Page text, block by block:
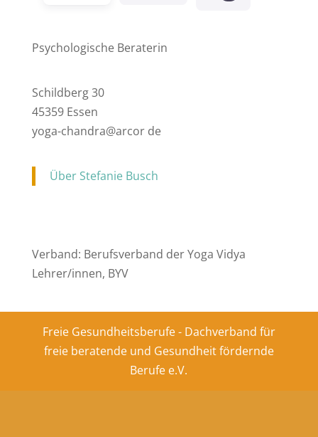
Psychologische Beraterin
Schildberg 30
45359 Essen
yoga-chandra@arcor de
Über Stefanie Busch
Verband: Berufsverband der Yoga Vidya
Lehrer/innen, BYV
Freie Gesundheitsberufe - Dachverband für
freie beratende und Gesundheit fördernde
Berufe e.V.